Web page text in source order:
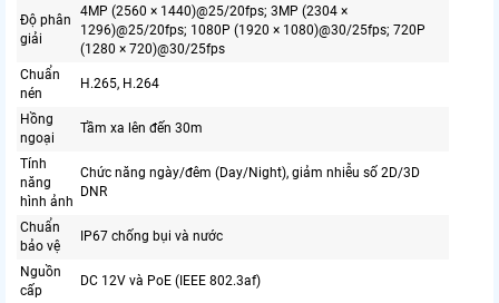
Độ phân
giải
4MP (2560 × 1440)@25/20fps; 3MP (2304 ×
1296)@25/20fps; 1080P (1920 × 1080)@30/25fps; 720P
(1280 × 720)@30/25fps
Chuẩn
nén
H.265, H.264
Hồng
ngoại
Tầm xa lên đến 30m
Tính
năng
hình ảnh
Chức năng ngày/đêm (Day/Night), giảm nhiễu số 2D/3D
DNR
Chuẩn
bảo vệ
IP67 chống bụi và nước
Nguồn
cấp
DC 12V và PoE (IEEE 802.3af)